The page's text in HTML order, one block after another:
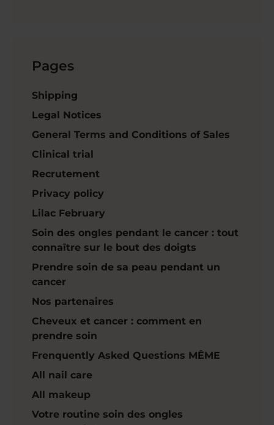
Pages
Shipping
Legal Notices
General Terms and Conditions of Sales
Clinical trial
Recrutement
Privacy policy
Lilac February
Soin des ongles pendant le cancer : tout
connaître sur le bout des doigts
Prendre soin de sa peau pendant un
cancer
Nos partenaires
Cheveux et cancer : comment en
prendre soin
Frenquently Asked Questions MÊME
All nail care
All makeup
Votre routine soin des ongles